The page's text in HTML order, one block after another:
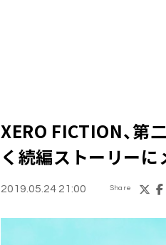
XERO FICTION、第
く続編ストーリーに
2019.05.24 21:00 Share